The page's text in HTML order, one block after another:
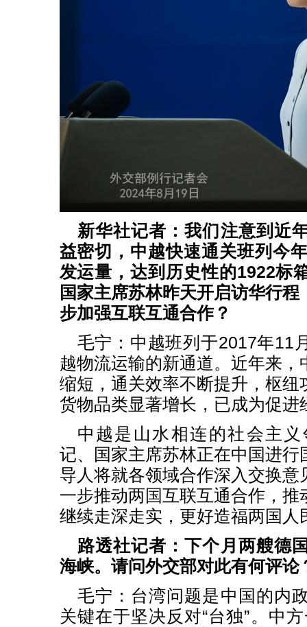
新华社记者：我们注意到近
益密切，中越快速通关班列今
发运量，达到历史性的1922标
国家主席苏林昨天开启访华行
步加强互联互通合作？
毛宁：中越班列于2017年11
越物流运输的新通道。近年来，
缩短，通关效率不断提升，枢纽
货物品类显著增长，已成为促进
中越是山水相连的社会主
记、国家主席苏林正在中国进行
导人将就各领域合作深入交换意
一步推动两国互联互通合作，推
继续走深走实，更好造福两国人
路透社记者：下个月两艘德
海峡。请问外交部对此有何评论
毛宁：台湾问题是中国的内
关键在于坚决反对“台独”。中